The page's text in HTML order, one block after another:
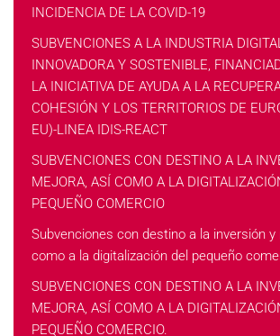
INCIDENCIA DE LA COVID-19
SUBVENCIONES A LA INDUSTRIA
INNOVADORA Y SOSTENIBLE,
LA INICIATIVA DE AYUDA A LA
COHESIÓN Y LOS TERRITORIOS DE
EU)-LINEA IDIS-REACT
SUBVENCIONES CON DESTINO A LA
MEJORA, ASÍ COMO A LA
PEQUEÑO COMERCIO
Subvenciones con destino a la inversión y
como a la digitalización del pequeño
SUBVENCIONES CON DESTINO A LA
MEJORA, ASÍ COMO A LA
PEQUEÑO COMERCIO.